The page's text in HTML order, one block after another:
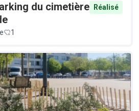
du cimetière
Réalisé
1